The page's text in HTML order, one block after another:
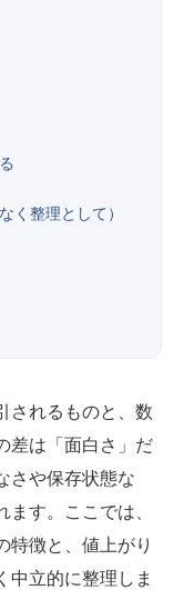
く整理として）
されるものと、数
差は「面白さ」だ
さや保存状態な
す。ここでは、
特徴と、値上がり
中立的に整理しま